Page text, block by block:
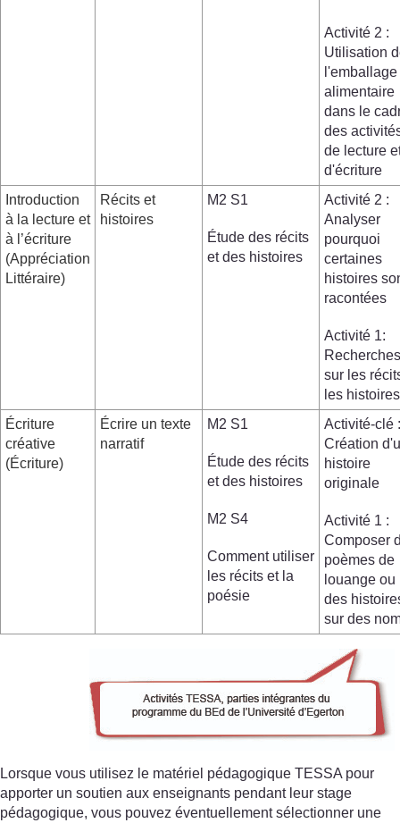
Activité 2 :
Utilisation
l'emballage
alimentaire
dans le
des
de lecture
d'écriture
Introduction
à la lecture et
à l’écriture
(Appréciation
Littéraire)
Récits et
histoires
M2 S1
Étude des récits
et des histoires
Activité 2 :
Analyser
pourquoi
certaines
histoires
racontées
Activité 1:
Recherches
sur les
les histoires
Écriture
créative
(Écriture)
Écrire un texte
narratif
M2 S1
Étude des récits
et des histoires
M2 S4
Comment utiliser
les récits et la
poésie
Activité-clé :
Création
histoire
originale
Activité 1 :
Composer
poèmes de
louange ou
des
sur des
Lorsque vous utilisez le matériel pédagogique TESSA pour
apporter un soutien aux enseignants pendant leur stage
pédagogique, vous pouvez éventuellement sélectionner une